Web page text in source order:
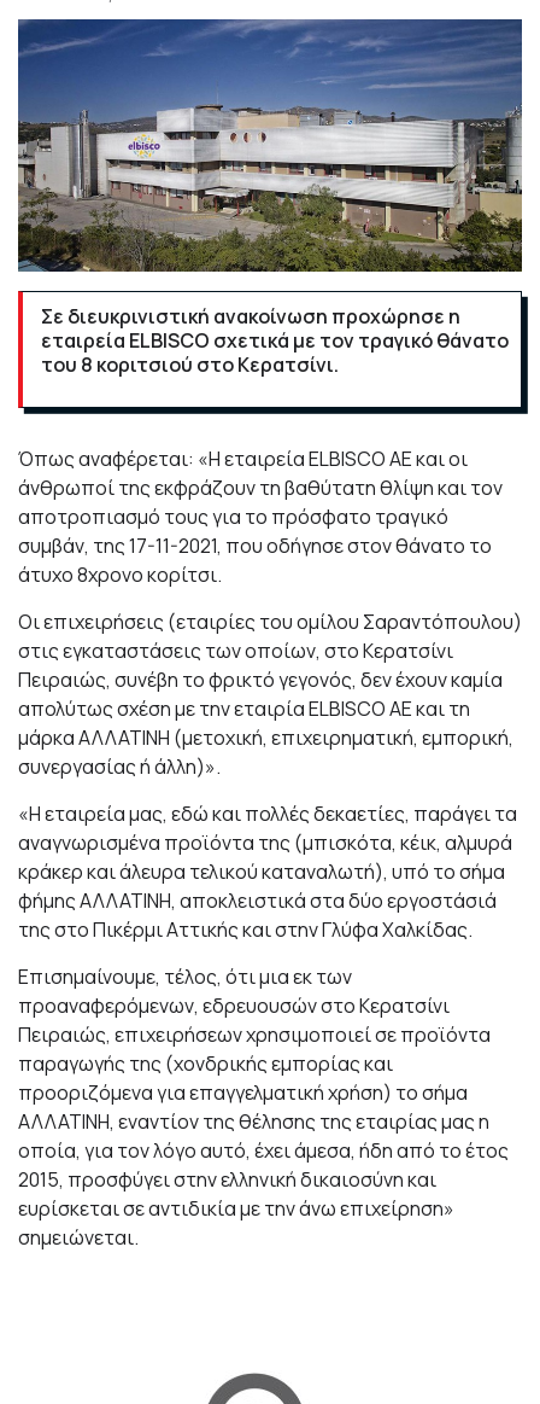
Σε διευκρινιστική ανακοίνωση προχώρησε η
εταιρεία ELBISCO σχετικά με τον τραγικό θάνατο
του 8 κοριτσιού στο Κερατσίνι.
Όπως αναφέρεται: «Η εταιρεία ELBISCO AE και οι
άνθρωποί της εκφράζουν τη βαθύτατη θλίψη και τον
αποτροπιασμό τους για το πρόσφατο τραγικό
συμβάν, της 17-11-2021, που οδήγησε στον θάνατο το
άτυχο 8χρονο κορίτσι.
Οι επιχειρήσεις (εταιρίες του ομίλου Σαραντόπουλου)
στις εγκαταστάσεις των οποίων, στο Κερατσίνι
Πειραιώς, συνέβη το φρικτό γεγονός, δεν έχουν καμία
απολύτως σχέση με την εταιρία ELBISCO AE και τη
μάρκα ΑΛΛΑΤΙΝΗ (μετοχική, επιχειρηματική, εμπορική,
συνεργασίας ή άλλη)».
«Η εταιρεία μας, εδώ και πολλές δεκαετίες, παράγει τα
αναγνωρισμένα προϊόντα της (μπισκότα, κέικ, αλμυρά
κράκερ και άλευρα τελικού καταναλωτή), υπό το σήμα
φήμης ΑΛΛΑΤΙΝΗ, αποκλειστικά στα δύο εργοστάσιά
της στο Πικέρμι Αττικής και στην Γλύφα Χαλκίδας.
Επισημαίνουμε, τέλος, ότι μια εκ των
προαναφερόμενων, εδρευουσών στο Κερατσίνι
Πειραιώς, επιχειρήσεων χρησιμοποιεί σε προϊόντα
παραγωγής της (χονδρικής εμπορίας και
προοριζόμενα για επαγγελματική χρήση) το σήμα
ΑΛΛΑΤΙΝΗ, εναντίον της θέλησης της εταιρίας μας η
οποία, για τον λόγο αυτό, έχει άμεσα, ήδη από το έτος
2015, προσφύγει στην ελληνική δικαιοσύνη και
ευρίσκεται σε αντιδικία με την άνω επιχείρηση»
σημειώνεται.